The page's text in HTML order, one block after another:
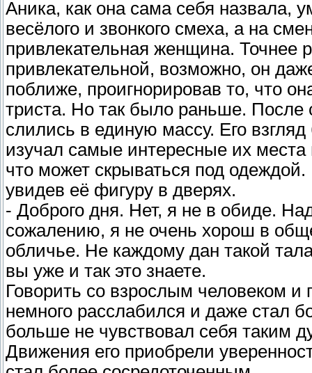
Аника, как она сама себя назвала,
весёлого и звонкого смеха, а на
привлекательная женщина.
привлекательной, возможно, он
поближе, проигнорировав то, что
триста. Но так было раньше. После
слились в единую массу. Его
изучал самые интересные их места
что может скрываться под
увидев её фигуру в дверях.
- Доброго дня. Нет, я не в обиде.
сожалению, я не очень хорош в
обличье. Не каждому дан такой
вы уже и так это знаете.
Говорить со взрослым человеком и
немного расслабился и даже стал
больше не чувствовал себя таким
Движения его приобрели